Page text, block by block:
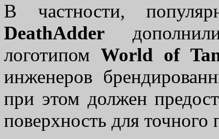
В частности,
DeathAdder
логотипомWorld of
инженеров
при этом должен
поверхность для точного